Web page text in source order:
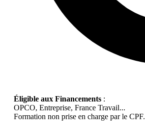
Éligible aux Financements :
OPCO, Entreprise, France Travail...
Formation non prise en charge par le CPF.